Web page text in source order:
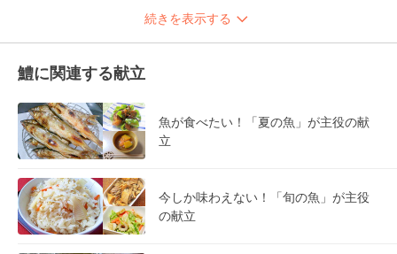
続きを表示する
鱧に関連する献立
魚が食べたい！「夏の魚」が主役の献
立
今しか味わえない！「旬の魚」が主役
の献立